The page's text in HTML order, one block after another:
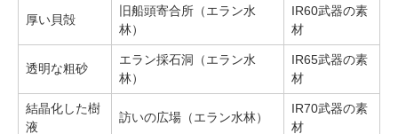
厚い貝殻
旧船頭寄合所（エラン水
林）
IR60武器の素
材
透明な粗砂
エラン採石洞（エラン水
林）
IR65武器の素
材
結晶化した樹
液
訪いの広場（エラン水林）
IR70武器の素
材